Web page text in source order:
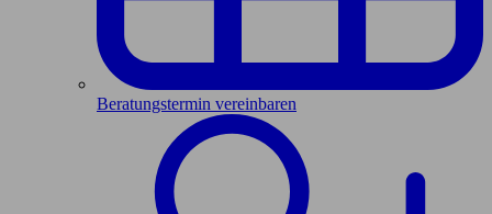
Beratungstermin vereinbaren